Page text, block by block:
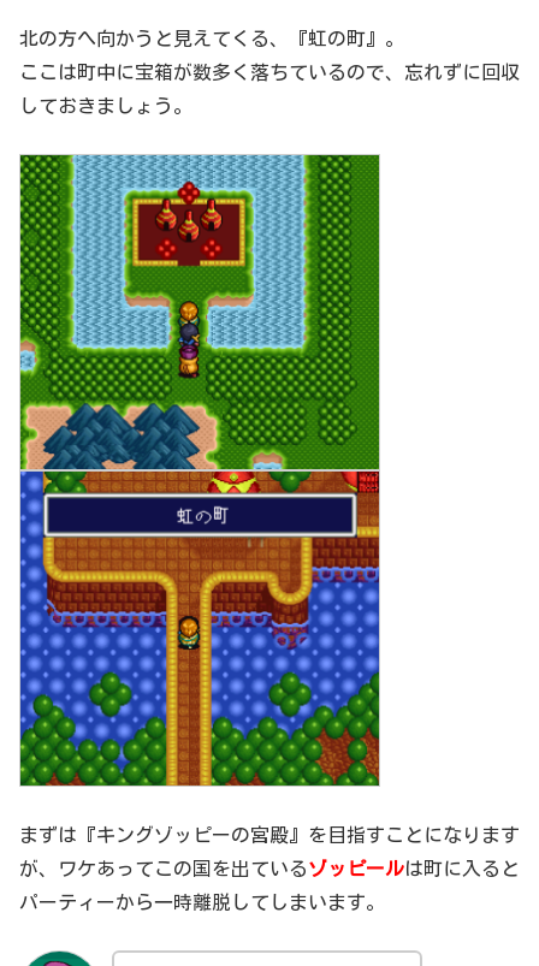
北の方へ向かうと見えてくる、『虹の町』。
ここは町中に宝箱が数多く落ちているので、忘れずに回収
しておきましょう。
まずは『キングゾッピーの宮殿』を目指すことになります
が、ワケあってこの国を出ているゾッピールは町に入ると
パーティーから一時離脱してしまいます。